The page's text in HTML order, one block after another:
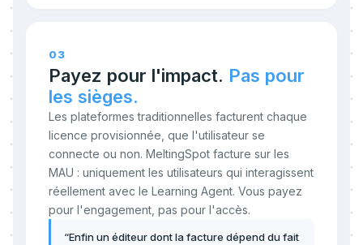
03
Payez pour l'impact. Pas pour
les sièges.
Les plateformes traditionnelles facturent chaque
licence provisionnée, que l'utilisateur se
connecte ou non. MeltingSpot facture sur les
MAU : uniquement les utilisateurs qui interagissent
réellement avec le Learning Agent. Vous payez
pour l'engagement, pas pour l'accès.
“Enfin un éditeur dont la facture dépend du fait